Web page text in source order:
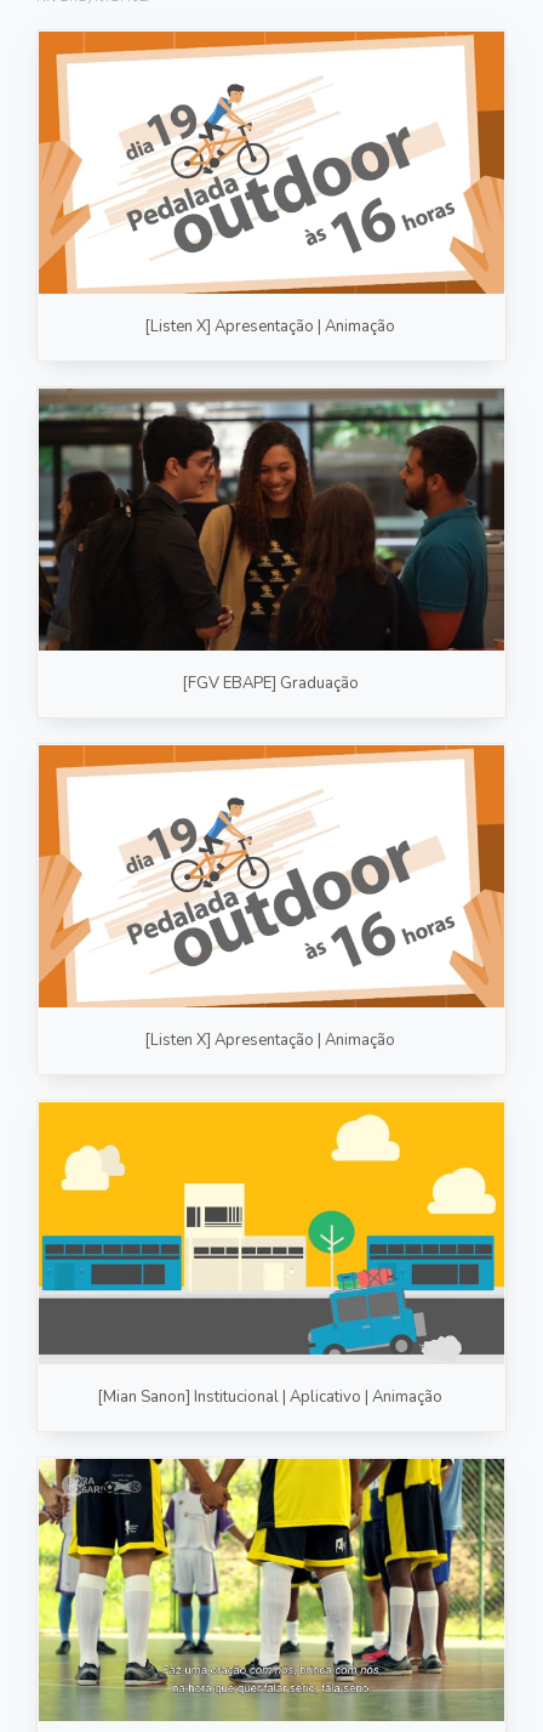
FOTOGRAFIA
PRODUTO/SERVIÇO
GASTRONOMIA
CORPORATIVO
ESTÚDIO
FOTO/VÍDEO
RECEITA / AULA
PRODUTO/SERVIÇO
INSTITUCIONAL
[Listen X] Apresentação | Animação
[FGV EBAPE] Graduação
[Listen X] Apresentação | Animação
[Mian Sanon] Institucional | Aplicativo | Animação